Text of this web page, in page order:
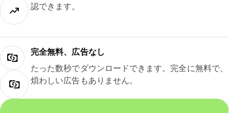
認できます。
完全無料、広告なし
たった数秒でダウンロードできます。完全に無料で、
煩わしい広告もありません。